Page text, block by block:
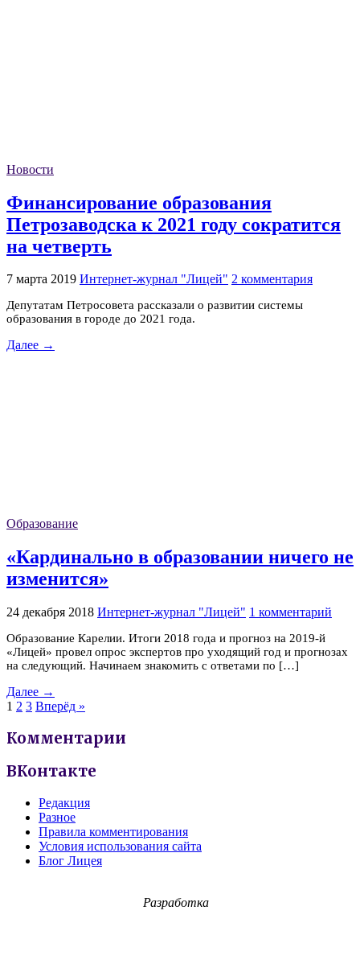
Новости
Финансирование образования
Петрозаводска к 2021 году сократится
на четверть
7 марта 2019 Интернет-журнал "Лицей" 2 комментария
Депутатам Петросовета рассказали о развитии системы
образования в городе до 2021 года.
Далее →
Образование
«Кардинально в образовании ничего не
изменится»
24 декабря 2018 Интернет-журнал "Лицей" 1 комментарий
Образование Карелии. Итоги 2018 года и прогноз на 2019-й
«Лицей» провел опрос экспертов про уходящий год и прогнозах
на следующий. Начинаем знакомить с ответами по […]
Далее →
1 2 3 Вперёд »
Комментарии
ВКонтакте
Редакция
Разное
Правила комментирования
Условия использования сайта
Блог Лицея
Разработка